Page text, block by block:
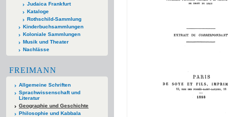
Judaica Frankfurt
Kataloge
Rothschild-Sammlung
Kinderbuchsammlungen
Koloniale Sammlungen
Musik und Theater
Nachlässe
FREIMANN
Allgemeine Schriften
Sprachwissenschaft und
Literatur
Geographie und Geschichte
Philosophie und Kabbala